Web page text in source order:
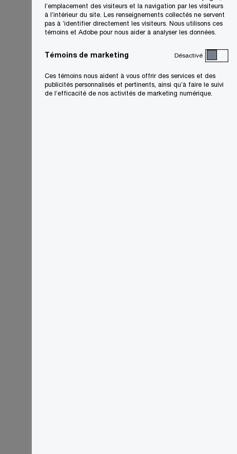
l’emplacement des visiteurs et la navigation par les visiteurs
à l’intérieur du site. Les renseignements collectés ne servent
pas à ’identifier directement les visiteurs. Nous utilisons ces
témoins et Adobe pour nous aider à analyser les données.
Témoins de marketing Désactivé
Ces témoins nous aident à vous offrir des services et des
publicités personnalisés et pertinents, ainsi qu’à faire le suivi
de l’efficacité de nos activités de marketing numérique.